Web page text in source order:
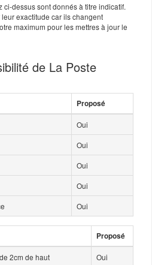
dessus sont donnés à titre indicatif.
exactitude car ils changent
maximum pour les mettres à jour le
de La Poste
Proposé
Oui
Oui
Oui
Oui
Oui
Proposé
2cm de haut
Oui